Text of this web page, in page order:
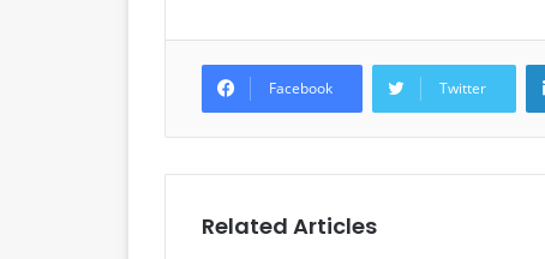
Facebook Twitter
Related Articles